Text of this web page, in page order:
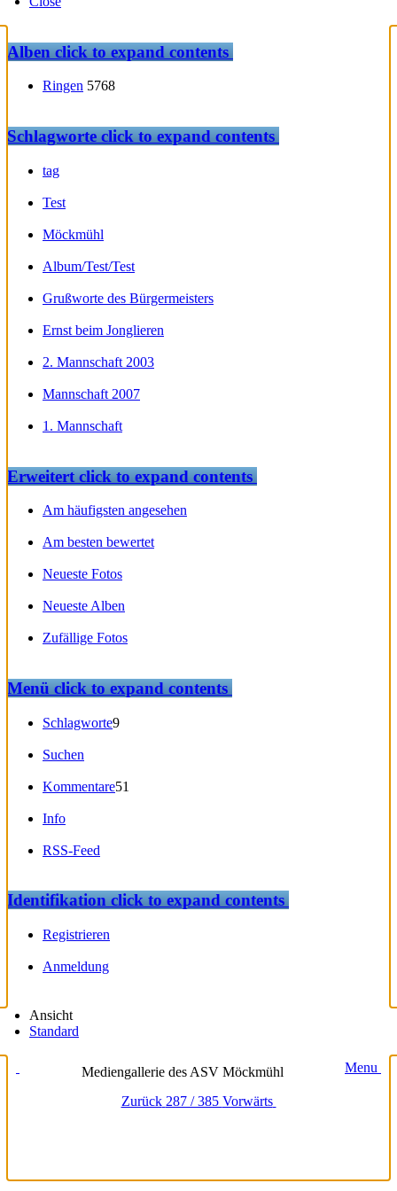
Albenclick to expand contents
Ringen 5768
Schlagworteclick to expand contents
tag
Test
Möckmühl
Album/Test/Test
Grußworte des Bürgermeisters
Ernst beim Jonglieren
2. Mannschaft 2003
Mannschaft 2007
1. Mannschaft
Erweitertclick to expand contents
Am häufigsten angesehen
Am besten bewertet
Neueste Fotos
Neueste Alben
Zufällige Fotos
Menüclick to expand contents
Schlagworte9
Suchen
Kommentare51
Info
RSS-Feed
Identifikationclick to expand contents
Registrieren
Anmeldung
Ansicht
Standard
Mediengallerie des ASV Möckmühl Menu
Zurück 287 / 385 Vorwärts